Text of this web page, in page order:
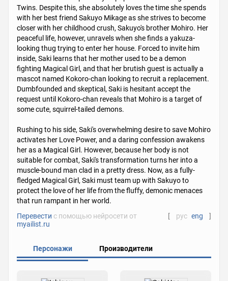
Twins. Despite this, she absolutely loves the time she spends
with her best friend Sakuyo Mikage as she strives to become
closer with her childhood crush, Sakuyo's brother Mohiro. Her
peaceful life, however, unravels when she finds a yakuza-
looking thug trying to enter her house. Forced to invite him
inside, Saki learns that her mother used to be a demon
fighting Magical Girl, and that her brutish guest is actually a
mascot named Kokoro-chan looking to recruit a replacement.
Dumbfounded and skeptical, Saki is hesitant accept the
request until Kokoro-chan reveals that Mohiro is a target of
some cute, squirrel-tailed demons.
Rushing to his side, Saki's overwhelming desire to save Mohiro
activates her Love Power, and a daring confession awakens
her as a Magical Girl. However, because her body is not
suitable for combat, Saki's transformation turns her into a
muscle-bound man clad in a pretty dress. Now, as a fully-
fledged Magical Girl, Saki must team up with Sakuyo to
protect the love of her life from the fluffy, demonic menaces
that run rampant in her world.
Перевести с помощью нейросети от
myailist.ru
[ рус eng ]
Персонажи Производители